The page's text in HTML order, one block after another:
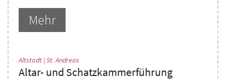
Mehr
Altstadt | St. Andreas
Altar- und Schatzkammerführung